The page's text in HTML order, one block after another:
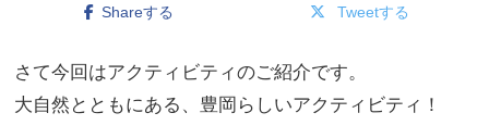
Shareする Tweetする
さて今回はアクティビティのご紹介です。
大自然とともにある、豊岡らしいアクティビティ！